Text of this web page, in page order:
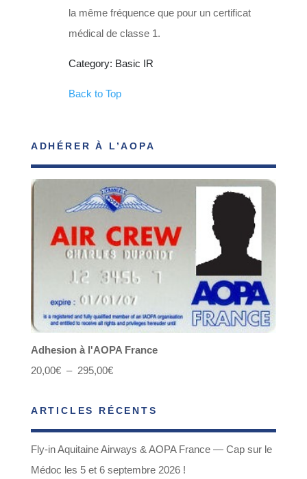
la même fréquence que pour un certificat
médical de classe 1.
Category: Basic IR
Back to Top
ADHÉRER À L’AOPA
Adhesion à l'AOPA France
20,00€ – 295,00€Plage
prix :
20,00€
à
295,00€
ARTICLES RÉCENTS
Fly-in Aquitaine Airways & AOPA France — Cap sur le
Médoc les 5 et 6 septembre 2026 !